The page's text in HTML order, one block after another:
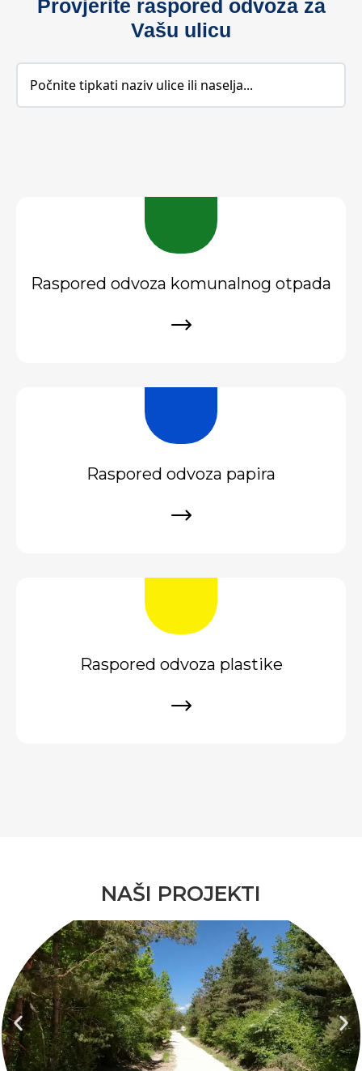
Provjerite raspored odvoza za
Vašu ulicu
Raspored odvoza komunalnog otpada
Raspored odvoza papira
Raspored odvoza plastike
NAŠI PROJEKTI